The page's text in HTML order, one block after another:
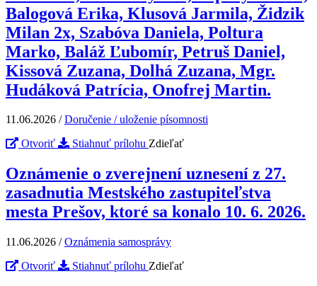
Balogová Erika, Klusová Jarmila, Židzik
Milan 2x, Szabóva Daniela, Poltura
Marko, Baláž Ľubomír, Petruš Daniel,
Kissová Zuzana, Dolhá Zuzana, Mgr.
Hudáková Patrícia, Onofrej Martin.
11.06.2026 /Doručenie / uloženie písomnosti
Otvoriť
Stiahnuť prílohu Zdieľať
Oznámenie o zverejnení uznesení z 27.
zasadnutia Mestského zastupiteľstva
mesta Prešov, ktoré sa konalo 10. 6. 2026.
11.06.2026 /Oznámenia samosprávy
Otvoriť
Stiahnuť prílohu Zdieľať